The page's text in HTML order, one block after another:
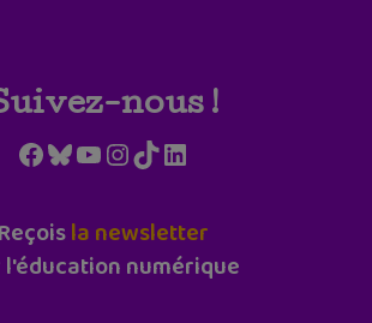
nous !
Facebook
Bluesky
YouTube
Instagram
TikTokLinkedIn
Reçoisla newsletter
l'éducation numérique